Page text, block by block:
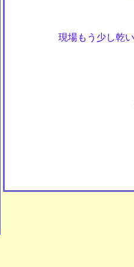
現場もう少し乾